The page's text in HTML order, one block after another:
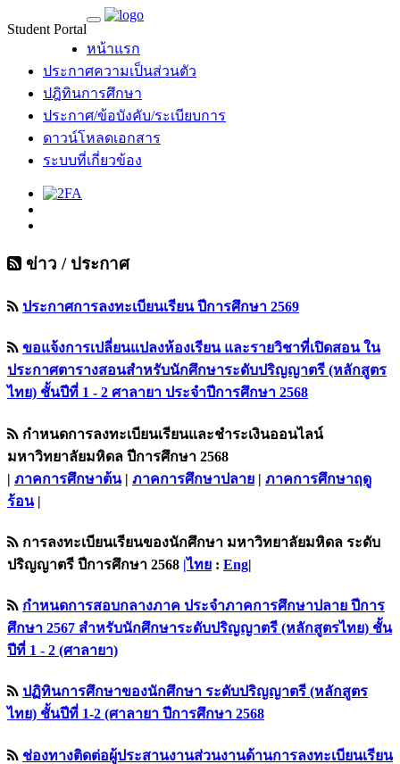
Student Portal
หน้าแรก
ประกาศความเป็นส่วนตัว
ปฎิทินการศึกษา
ประกาศ/ข้อบังคับ/ระเบียบการ
ดาวน์โหลดเอกสาร
ระบบที่เกี่ยวข้อง
ข่าว / ประกาศ
ประกาศการลงทะเบียนเรียน ปีการศึกษา 2569
ขอแจ้งการเปลี่ยนแปลงห้องเรียน และรายวิชาที่เปิดสอน ใน
ประกาศตารางสอนสำหรับนักศึกษาระดับปริญญาตรี (หลักสูตร
ไทย) ชั้นปีที่ 1 - 2 ศาลายา ประจำปีการศึกษา 2568
กำหนดการลงทะเบียนเรียนและชำระเงินออนไลน์
มหาวิทยาลัยมหิดล ปีการศึกษา 2568
| ภาคการศึกษาต้น| ภาคการศึกษาปลาย | ภาคการศึกษาฤดู
ร้อน|
การลงทะเบียนเรียนของนักศึกษา มหาวิทยาลัยมหิดล ระดับ
ปริญญาตรี ปีการศึกษา 2568 |ไทย : Eng|
กำหนดการสอบกลางภาค ประจำภาคการศึกษาปลาย ปีการ
ศึกษา 2567 สำหรับนักศึกษาระดับปริญญาตรี (หลักสูตรไทย) ชั้น
ปีที่ 1 - 2 (ศาลายา)
ปฏิทินการศึกษาของนักศึกษา ระดับปริญญาตรี (หลักสูตร
ไทย) ชั้นปีที่ 1-2 (ศาลายา ปีการศึกษา 2568
ช่องทางติดต่อผู้ประสานงานส่วนงานด้านการลงทะเบียนเรียน